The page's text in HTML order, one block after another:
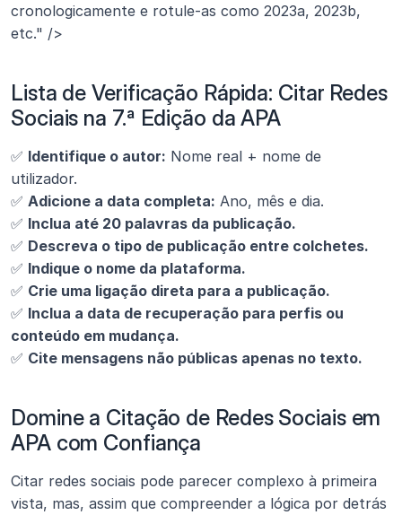
cronologicamente e rotule-as como 2023a, 2023b,
etc." />
Lista de Verificação Rápida: Citar Redes
Sociais na 7.ª Edição da APA
✅ Identifique o autor: Nome real + nome de
utilizador.
✅ Adicione a data completa: Ano, mês e dia.
✅ Inclua até 20 palavras da publicação.
✅ Descreva o tipo de publicação entre colchetes.
✅ Indique o nome da plataforma.
✅ Crie uma ligação direta para a publicação.
✅ Inclua a data de recuperação para perfis ou
conteúdo em mudança.
✅ Cite mensagens não públicas apenas no texto.
Domine a Citação de Redes Sociais em
APA com Confiança
Citar redes sociais pode parecer complexo à primeira
vista, mas, assim que compreender a lógica por detrás